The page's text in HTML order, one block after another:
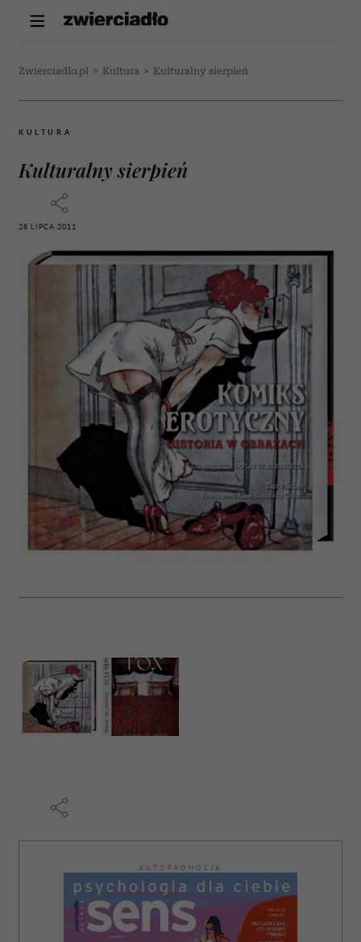
Zwierciadlo.pl > Kultura > Kulturalny sierpień
KULTURA
Kulturalny sierpień
28 LIPCA 2011
AUTOPROMOCJA